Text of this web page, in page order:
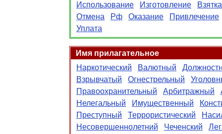
Использование
Изготовление
Взятка
Отмена
Рф Оказание
Привлечение
Уплата
Имя прилагательное
Наркотический
Валютный
Взрывчатый
Огнестрельный
Правоохранительный
Арбитражный
Нелегальный
Имущественный
Преступный
Террористический
Несовершеннолетний
Чеченский